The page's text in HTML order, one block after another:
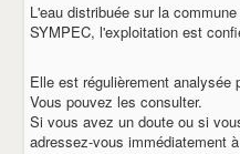
L'eau distribuée sur la
SYMPEC, l'exploitation est
Elle est régulièrement analysée
Vous pouvez les consulter.
Si vous avez un doute ou si
adressez-vous immédiatement